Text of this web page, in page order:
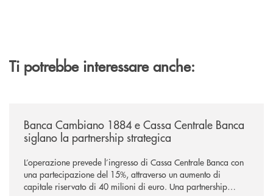
Ti potrebbe interessare anche:
Banca Cambiano 1884 e Cassa Centrale Banca
siglano la partnership strategica
L’operazione prevede l’ingresso di Cassa Centrale Banca con
una partecipazione del 15%, attraverso un aumento di
capitale riservato di 40 milioni di euro. Una partnership